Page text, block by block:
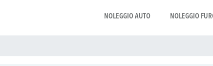
NOLEGGIO AUTO NOLEGGIO